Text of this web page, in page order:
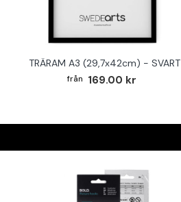
TRÄRAM A3 (29,7x42cm) - SVART
169.00 kr